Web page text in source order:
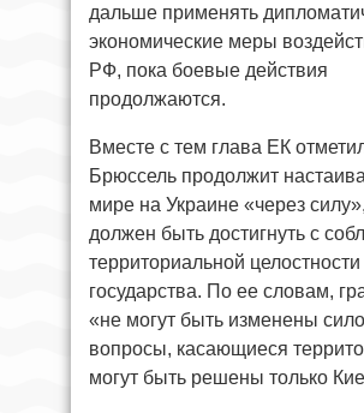
дальше применять
экономические меры
РФ, пока боевые действия
продолжаются.
Вместе с тем глава ЕК
Брюссель продолжит
мире на Украине «через
должен быть достигнуть с
территориальной целостности
государства. По ее словам,
«не могут быть изменены
вопросы, касающиеся
могут быть решены только